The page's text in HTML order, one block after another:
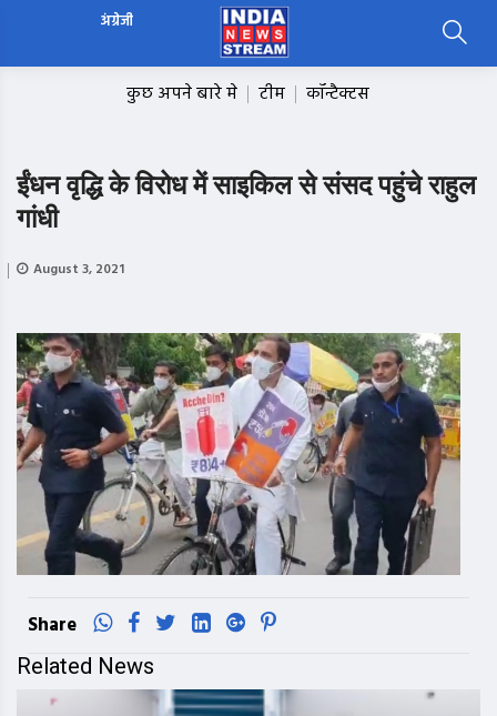
अंग्रेजी
कुछ अपने बारे मे टीम कॉन्टैक्टस
ईंधन वृद्धि के विरोध में साइकिल से संसद पहुंचे राहुल
गांधी
August 3, 2021
Share
Related News